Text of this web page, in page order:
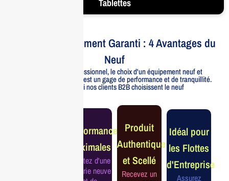
Tablettes
Votre Investissement Garanti : 4 Avantages du
Neuf
Pour un usage professionnel, le choix d'un équipement neuf et
officiellement distribué est un gage de performance et de tranquillité.
Voici pourquoi nos clients B2B choisissent le neuf
Performance
Maximales
Profitez d'une
batterie neuve
Produit
Authentique
et Scellé
Recevez un
Idéal pour
les Flottes
d'Entreprise
Assurez